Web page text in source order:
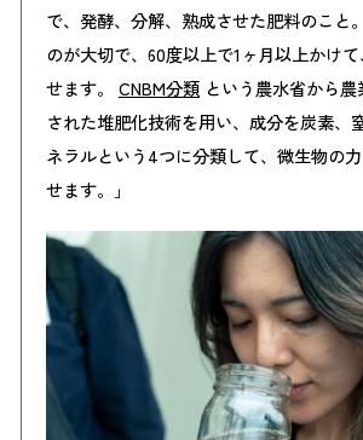
で、発酵、分解、熟成させた肥料のこと
のが大切で、60度以上で1ヶ月以上かけ
せます。 CNBM分類という農水省から農
された堆肥化技術を用い、成分を炭素、
ネラルという4つに分類して、微生物の
せます。」